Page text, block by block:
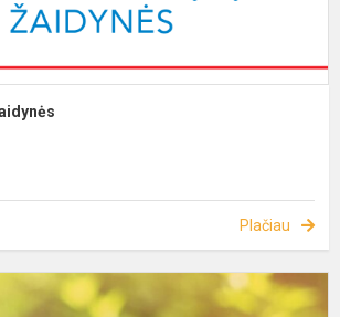
Plačiau